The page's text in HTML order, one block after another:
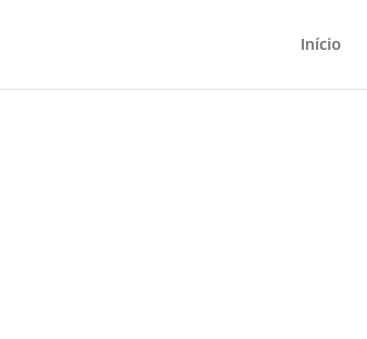
Início